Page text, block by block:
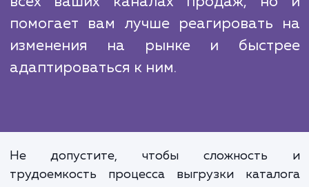
обслуживать и мониторить его,
обеспечить его бесперебойную
Правильно организованный
выгрузки каталога товаров